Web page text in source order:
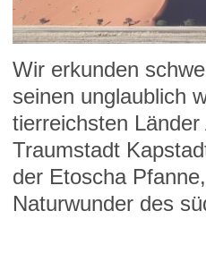
Wir erkunden
seinen unglaublich
tierreichsten
Traumstadt
der Etoscha
Naturwunder des